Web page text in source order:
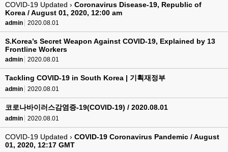
COVID-19 Updated › Coronavirus Disease-19, Republic of
Korea / August 01, 2020, 12:00 am
admin 2020.08.01
S.Korea’s Secret Weapon Against COVID-19, Explained by 13
Frontline Workers
admin 2020.08.01
Tackling COVID-19 in South Korea | 기획재정부
admin 2020.08.01
코로나바이러스감염증-19(COVID-19) / 2020.08.01
admin 2020.08.01
COVID-19 Updated › COVID-19 Coronavirus Pandemic / August
01, 2020, 12:17 GMT